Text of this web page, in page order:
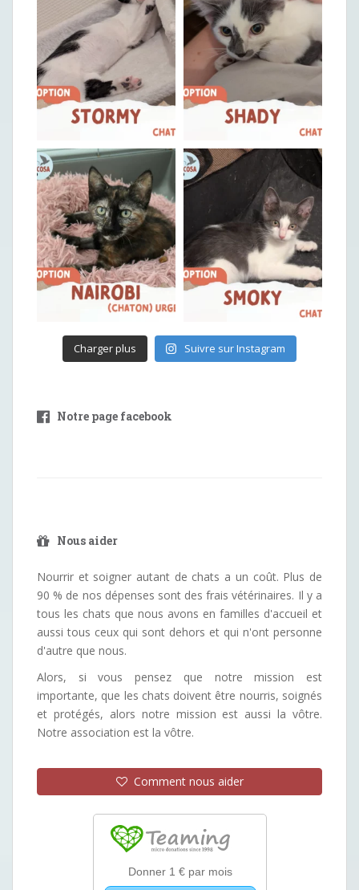
Charger plus Suivre sur Instagram
Notre page facebook
Nous aider
Nourrir et soigner autant de chats a un coût. Plus de
90 % de nos dépenses sont des frais vétérinaires. Il y a
tous les chats que nous avons en familles d'accueil et
aussi tous ceux qui sont dehors et qui n'ont personne
d'autre que nous.
Alors, si vous pensez que notre mission est
importante, que les chats doivent être nourris, soignés
et protégés, alors notre mission est aussi la vôtre.
Notre association est la vôtre.
Comment nous aider